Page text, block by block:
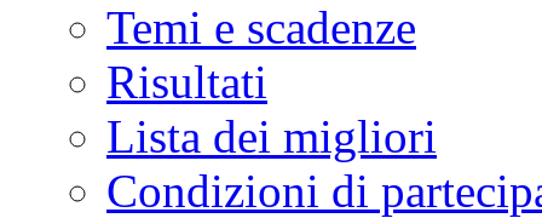
Temi e scadenze
Risultati
Lista dei migliori
Condizioni di